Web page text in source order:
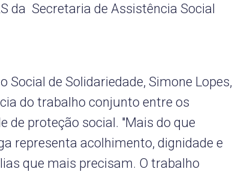
da Secretaria de Assistência Social
Social de Solidariedade, Simone Lopes,
do trabalho conjunto entre os
de proteção social. "Mais do que
representa acolhimento, dignidade e
que mais precisam. O trabalho